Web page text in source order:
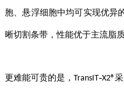
胞、悬浮细胞中均可实现优异
晰切割条带，性能优于主流脂质
更难能可贵的是，TransIT‑X2®